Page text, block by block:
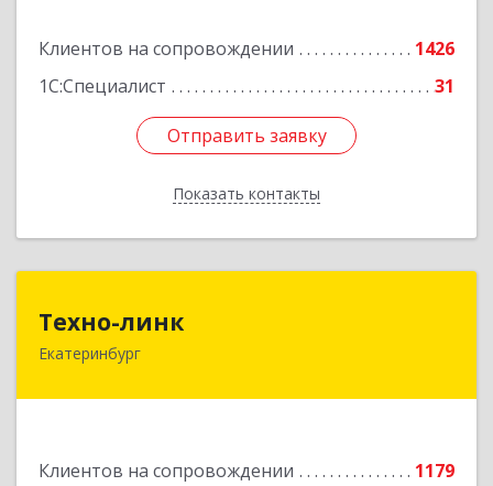
Клиентов на сопровождении
1426
1С:Специалист
31
Отправить заявку
Показать контакты
Отправить заявку
Назад
Техно-линк
Екатеринбург
Клиентов на сопровождении
1179
620000, Свердловская обл, Екатеринбург г,